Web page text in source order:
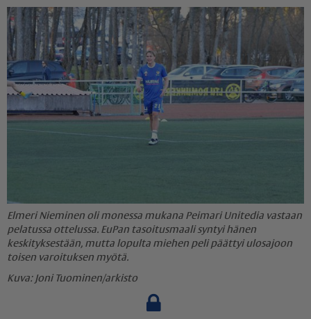
Elmeri Nieminen oli monessa mukana Peimari Unitedia vastaan
pelatussa ottelussa. EuPan tasoitusmaali syntyi hänen
keskityksestään, mutta lopulta miehen peli päättyi ulosajoon
toisen varoituksen myötä.
Joni Tuominen/arkisto